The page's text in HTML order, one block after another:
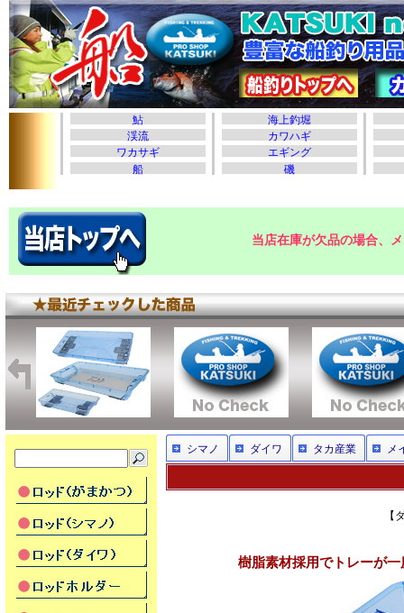
当店在庫が欠品の場合、
シマノ ダイワ タカ産業 メ
【
樹脂素材採用でトレーが